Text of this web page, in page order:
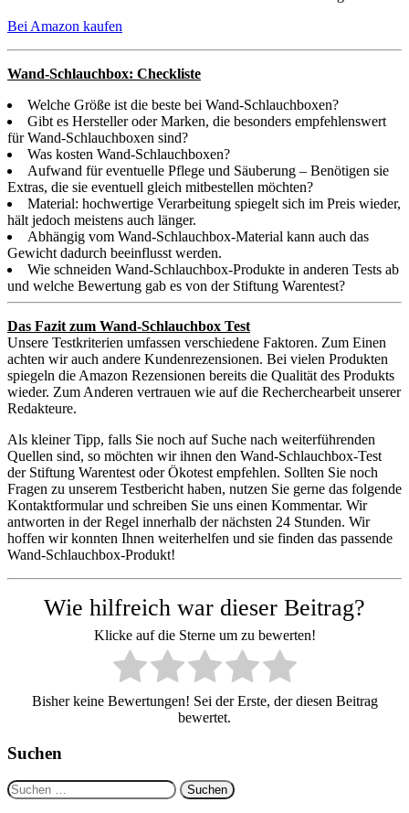
Bei Amazon kaufen
Wand-Schlauchbox: Checkliste
Welche Größe ist die beste bei Wand-Schlauchboxen?
Gibt es Hersteller oder Marken, die besonders empfehlenswert
für Wand-Schlauchboxen sind?
Was kosten Wand-Schlauchboxen?
Aufwand für eventuelle Pflege und Säuberung – Benötigen sie
Extras, die sie eventuell gleich mitbestellen möchten?
Material: hochwertige Verarbeitung spiegelt sich im Preis wieder,
hält jedoch meistens auch länger.
Abhängig vom Wand-Schlauchbox-Material kann auch das
Gewicht dadurch beeinflusst werden.
Wie schneiden Wand-Schlauchbox-Produkte in anderen Tests ab
und welche Bewertung gab es von der Stiftung Warentest?
Das Fazit zum Wand-Schlauchbox Test
Unsere Testkriterien umfassen verschiedene Faktoren. Zum Einen
achten wir auch andere Kundenrezensionen. Bei vielen Produkten
spiegeln die Amazon Rezensionen bereits die Qualität des Produkts
wieder. Zum Anderen vertrauen wie auf die Recherchearbeit unserer
Redakteure.
Als kleiner Tipp, falls Sie noch auf Suche nach weiterführenden
Quellen sind, so möchten wir ihnen den Wand-Schlauchbox-Test
der Stiftung Warentest oder Ökotest empfehlen. Sollten Sie noch
Fragen zu unserem Testbericht haben, nutzen Sie gerne das folgende
Kontaktformular und schreiben Sie uns einen Kommentar. Wir
antworten in der Regel innerhalb der nächsten 24 Stunden. Wir
hoffen wir konnten Ihnen weiterhelfen und sie finden das passende
Wand-Schlauchbox-Produkt!
Wie hilfreich war dieser Beitrag?
Klicke auf die Sterne um zu bewerten!
Bisher keine Bewertungen! Sei der Erste, der diesen Beitrag
bewertet.
Suchen
Suchen
nach: